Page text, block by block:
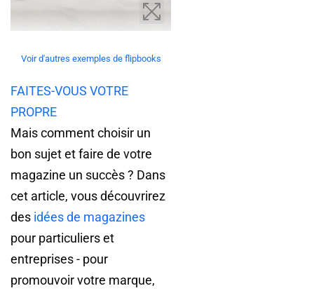
Voir d'autres exemples de flipbooks
FAITES-VOUS VOTRE
PROPRE
Mais comment choisir un
bon sujet et faire de votre
magazine un succès ? Dans
cet article, vous découvrirez
des idées de magazines
pour particuliers et
entreprises - pour
promouvoir votre marque,